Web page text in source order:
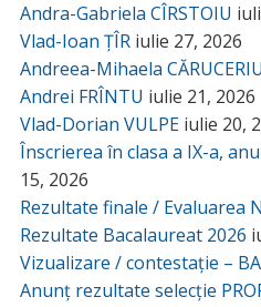
Andra-Gabriela CÎRSTOIU
Vlad-Ioan ȚÎR iulie 27, 2026
Andreea-Mihaela CĂRUCERIU
Andrei FRÎNTU iulie 21, 2026
Vlad-Dorian VULPE iulie 20,
Înscrierea în clasa a IX-a,
15, 2026
Rezultate finale / Evaluarea
Rezultate Bacalaureat 2026
Vizualizare / contestație –
Anunț rezultate selecție